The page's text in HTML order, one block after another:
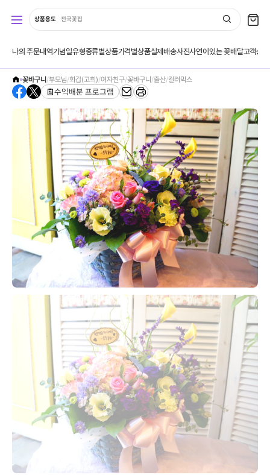
상품용도 전국꽃집
나의 주문내역기념일유형종류별상품가격별상품실제배송사진사연이있는 꽃배달고객상
꽃바구니 /부모님/회갑(고희)/여자친구/꽃바구니 /출산/컬러믹스
수익배분 프로그램